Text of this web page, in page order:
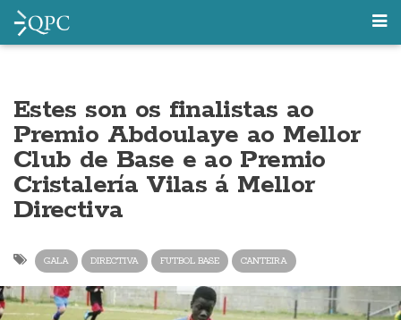
Estes son os finalistas ao
Premio Abdoulaye ao Mellor
Club de Base e ao Premio
Cristalería Vilas á Mellor
Directiva
GALA DIRECTIVA FUTBOL BASE CANTEIRA